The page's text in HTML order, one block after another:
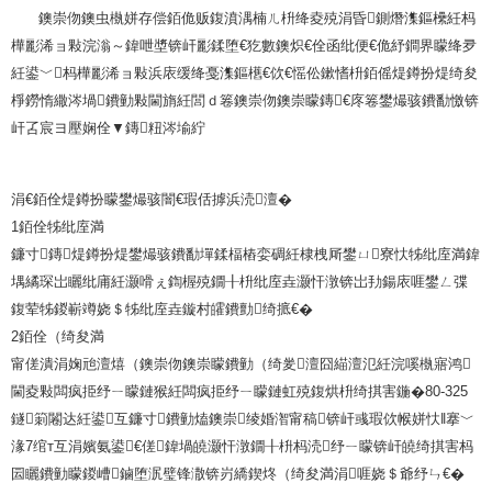
鐭崇伆鐭虫槸姘存偿銆佹贩鍑濆湡楠ㄦ枡绛夌殑涓昏鍘熸潗鏂欙紝杩
樺彲浠ョ敤浣滃～鍏呭墏锛屽彲鍒堕€犵數鐭炽€佺函纰便€佹紓鐧界矇绛夛
紝鍙﹀杩樺彲浠ョ敤浜庡缓绛戞潗鏂欍€佽€愮伀鏉愭枡銆傜煶鐏扮煶绮夋
棦鐒惰繖涔堝鐨勭敤閫旓紝閭ｄ箞鐭崇伆鐭崇矇鏄€庝箞鐢熶骇鐨勫憿锛
屽叾宸ヨ壓娴佺▼鏄粈涔堬紵
涓€銆佺煶鐏扮矇鐢熶骇闇€瑕佸摢浜涜澶�
1銆佺牬纰庢満
鐮寸鏄煶鐏扮煶鐢熶骇鐨勫墠鍒楅樁娈碉紝棣栧厛鐢ㄩ寮忕牬纰庢満鍏
堣繘琛岀矖纰庯紝灏嗗ぇ鍧楃殑鐗╂枡纰庢垚灏忓潡锛岀劧鍚庡啀鐢ㄥ弽
鍑荤牬鍐嶄竴娆＄牬纰庢垚鏇村皬鐨勯绮掋€�
2銆佺（绮夋満
甯傞潰涓婅兘澶熺（鐭崇伆鐭崇矇鐨勭（绮夎澶囧緢澶氾紝浣嗘槸寤鸿
閫夌敤闆疯挋纾ㄧ矇鏈猴紝闆疯挋纾ㄧ矇鏈虹殑鍑烘枡绮掑害鍦�80-325
鐩箣闂达紝鍙互鐮寸鐨勭熆鐭崇绫婚潪甯稿锛屽彧瑕佽帿姘忕‖搴﹀
湪7绾т互涓嬪氨鍙€傞鍏堝皢灏忓潡鐗╂枡杩涜纾ㄧ矇锛屽皢绮掑害杩
囩矖鐨勭矇鍐嶆鏀堕泦璧锋潵锛岃繑鍥炵（绮夋満涓啀娆＄爺纾ㄣ€�